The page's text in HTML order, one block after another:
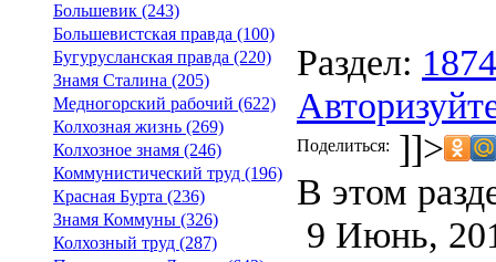
Большевик (243)
Большевистская правда (100)
Бугурусланская правда (220)
Знамя Сталина (205)
Медногорский рабочий (622)
Колхозная жизнь (269)
Колхозное знамя (246)
Коммунистический труд (196)
Красная Бурта (236)
Знамя Коммуны (326)
Колхозный труд (287)
Раздел: 1874
Поделиться: ]]>
В этом
9 Июнь,